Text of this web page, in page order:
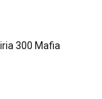
300 Mafia